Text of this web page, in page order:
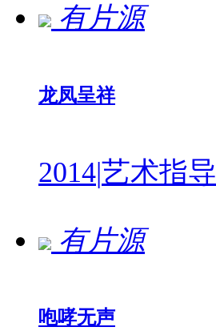
有片源
龙凤呈祥
2014|艺术指导
有片源
咆哮无声